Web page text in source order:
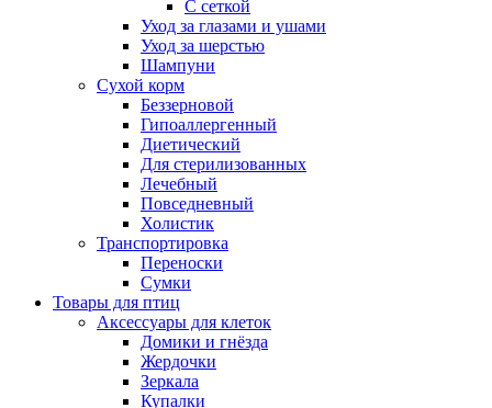
С сеткой
Уход за глазами и ушами
Уход за шерстью
Шампуни
Сухой корм
Беззерновой
Гипоаллергенный
Диетический
Для стерилизованных
Лечебный
Повседневный
Холистик
Транспортировка
Переноски
Сумки
Товары для птиц
Аксессуары для клеток
Домики и гнёзда
Жердочки
Зеркала
Купалки